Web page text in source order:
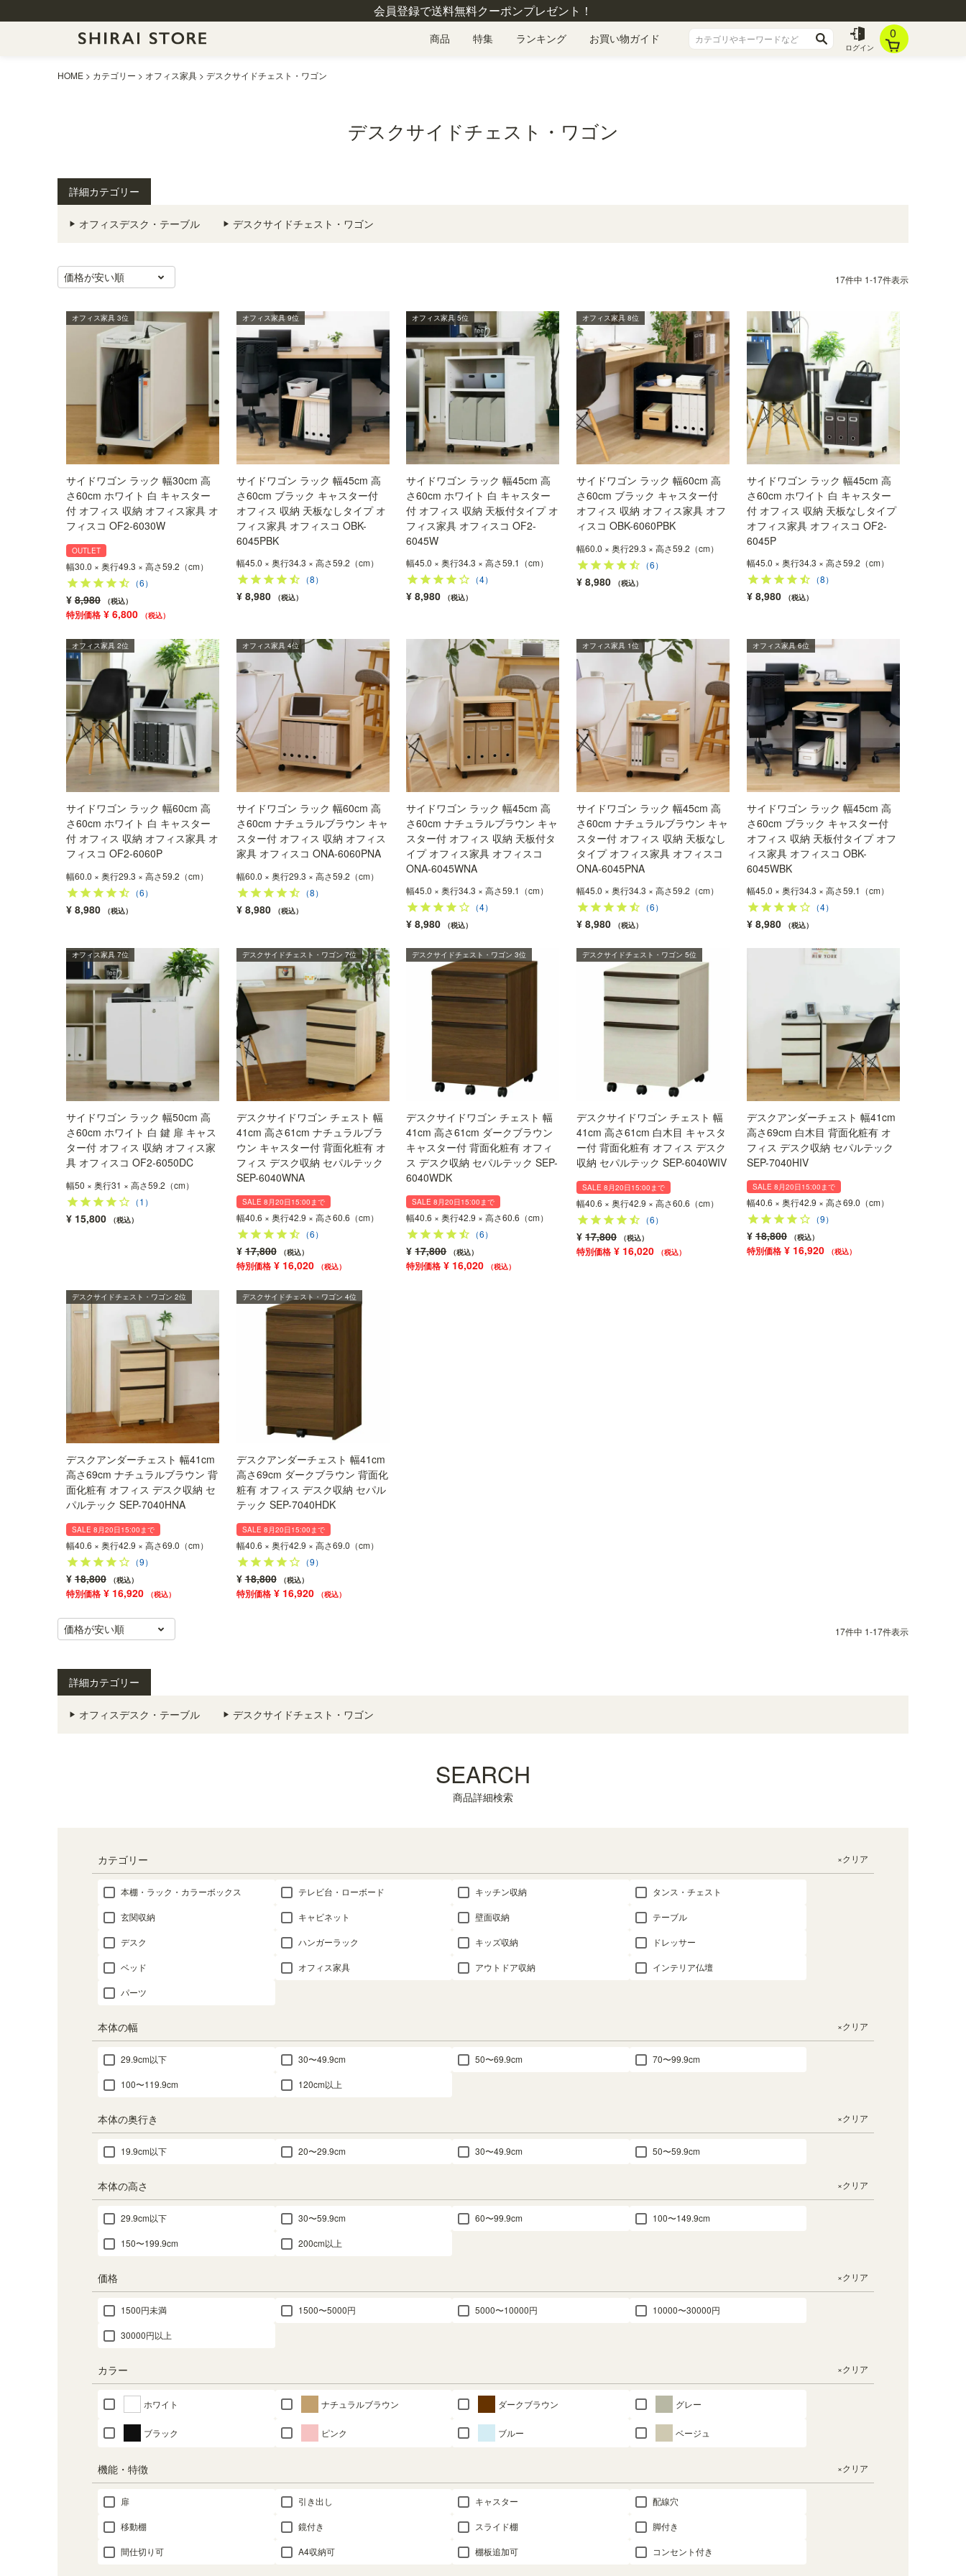
会員登録で送料無料クーポンプレゼント！
商品 特集 ランキング お買い物ガイド
ログイン
0
HOME カテゴリー オフィス家具 デスクサイドチェスト・ワゴン
デスクサイドチェスト・ワゴン
詳細カテゴリー
オフィスデスク・テーブル デスクサイドチェスト・ワゴン
価格が安い順 17件中 1-17件表示
オフィス家具 3位
サイドワゴン ラック 幅30cm 高
さ60cm ホワイト 白 キャスター
付 オフィス 収納 オフィス家具 オ
フィスコ OF2-6030W
OUTLET
幅30.0 × 奥行49.3 × 高さ59.2（cm）
（6）
¥ 8,980 税込
¥ 6,800 税込
オフィス家具 9位
サイドワゴン ラック 幅45cm 高
さ60cm ブラック キャスター付
オフィス 収納 天板なしタイプ オ
フィス家具 オフィスコ OBK-
6045PBK
幅45.0 × 奥行34.3 × 高さ59.2（cm）
（8）
¥ 8,980 税込
オフィス家具 5位
サイドワゴン ラック 幅45cm 高
さ60cm ホワイト 白 キャスター
付 オフィス 収納 天板付タイプ オ
フィス家具 オフィスコ OF2-
6045W
幅45.0 × 奥行34.3 × 高さ59.1（cm）
（4）
¥ 8,980 税込
オフィス家具 8位
サイドワゴン ラック 幅60cm 高
さ60cm ブラック キャスター付
オフィス 収納 オフィス家具 オフ
ィスコ OBK-6060PBK
幅60.0 × 奥行29.3 × 高さ59.2（cm）
（6）
¥ 8,980 税込
サイドワゴン ラック 幅45cm 高
さ60cm ホワイト 白 キャスター
付 オフィス 収納 天板なしタイプ
オフィス家具 オフィスコ OF2-
6045P
幅45.0 × 奥行34.3 × 高さ59.2（cm）
（8）
¥ 8,980 税込
オフィス家具 2位
サイドワゴン ラック 幅60cm 高
さ60cm ホワイト 白 キャスター
付 オフィス 収納 オフィス家具 オ
フィスコ OF2-6060P
幅60.0 × 奥行29.3 × 高さ59.2（cm）
（6）
¥ 8,980 税込
オフィス家具 4位
サイドワゴン ラック 幅60cm 高
さ60cm ナチュラルブラウン キャ
スター付 オフィス 収納 オフィス
家具 オフィスコ ONA-6060PNA
幅60.0 × 奥行29.3 × 高さ59.2（cm）
（8）
¥ 8,980 税込
サイドワゴン ラック 幅45cm 高
さ60cm ナチュラルブラウン キャ
スター付 オフィス 収納 天板付タ
イプ オフィス家具 オフィスコ
ONA-6045WNA
幅45.0 × 奥行34.3 × 高さ59.1（cm）
（4）
¥ 8,980 税込
オフィス家具 1位
サイドワゴン ラック 幅45cm 高
さ60cm ナチュラルブラウン キャ
スター付 オフィス 収納 天板なし
タイプ オフィス家具 オフィスコ
ONA-6045PNA
幅45.0 × 奥行34.3 × 高さ59.2（cm）
（6）
¥ 8,980 税込
オフィス家具 6位
サイドワゴン ラック 幅45cm 高
さ60cm ブラック キャスター付
オフィス 収納 天板付タイプ オフ
ィス家具 オフィスコ OBK-
6045WBK
幅45.0 × 奥行34.3 × 高さ59.1（cm）
（4）
¥ 8,980 税込
オフィス家具 7位
サイドワゴン ラック 幅50cm 高
さ60cm ホワイト 白 鍵 扉 キャス
ター付 オフィス 収納 オフィス家
具 オフィスコ OF2-6050DC
幅50 × 奥行31 × 高さ59.2（cm）
（1）
¥ 15,800 税込
デスクサイドチェスト・ワゴン 7位
デスクサイドワゴン チェスト 幅
41cm 高さ61cm ナチュラルブラ
ウン キャスター付 背面化粧有 オ
フィス デスク収納 セパルテック
SEP-6040WNA
SALE 8月20日15:00まで
幅40.6 × 奥行42.9 × 高さ60.6（cm）
（6）
¥ 17,800 税込
¥ 16,020 税込
デスクサイドチェスト・ワゴン 3位
デスクサイドワゴン チェスト 幅
41cm 高さ61cm ダークブラウン
キャスター付 背面化粧有 オフィ
ス デスク収納 セパルテック SEP-
6040WDK
SALE 8月20日15:00まで
幅40.6 × 奥行42.9 × 高さ60.6（cm）
（6）
¥ 17,800 税込
¥ 16,020 税込
デスクサイドチェスト・ワゴン 5位
デスクサイドワゴン チェスト 幅
41cm 高さ61cm 白木目 キャスタ
ー付 背面化粧有 オフィス デスク
収納 セパルテック SEP-6040WIV
SALE 8月20日15:00まで
幅40.6 × 奥行42.9 × 高さ60.6（cm）
（6）
¥ 17,800 税込
¥ 16,020 税込
デスクアンダーチェスト 幅41cm
高さ69cm 白木目 背面化粧有 オ
フィス デスク収納 セパルテック
SEP-7040HIV
SALE 8月20日15:00まで
幅40.6 × 奥行42.9 × 高さ69.0（cm）
（9）
¥ 18,800 税込
¥ 16,920 税込
デスクサイドチェスト・ワゴン 2位
デスクアンダーチェスト 幅41cm
高さ69cm ナチュラルブラウン 背
面化粧有 オフィス デスク収納 セ
パルテック SEP-7040HNA
SALE 8月20日15:00まで
幅40.6 × 奥行42.9 × 高さ69.0（cm）
（9）
¥ 18,800 税込
¥ 16,920 税込
デスクサイドチェスト・ワゴン 4位
デスクアンダーチェスト 幅41cm
高さ69cm ダークブラウン 背面化
粧有 オフィス デスク収納 セパル
テック SEP-7040HDK
SALE 8月20日15:00まで
幅40.6 × 奥行42.9 × 高さ69.0（cm）
（9）
¥ 18,800 税込
¥ 16,920 税込
価格が安い順 17件中 1-17件表示
詳細カテゴリー
オフィスデスク・テーブル デスクサイドチェスト・ワゴン
SEARCH
商品詳細検索
カテゴリー ×クリア
本棚・ラック・カラーボックス テレビ台・ローボード キッチン収納 タンス・チェスト
玄関収納 キャビネット 壁面収納 テーブル
デスク ハンガーラック キッズ収納 ドレッサー
ベッド オフィス家具 アウトドア収納 インテリア仏壇
パーツ
本体の幅 ×クリア
29.9cm以下 30〜49.9cm 50〜69.9cm 70〜99.9cm
100〜119.9cm 120cm以上
本体の奥行き ×クリア
19.9cm以下 20〜29.9cm 30〜49.9cm 50〜59.9cm
本体の高さ ×クリア
29.9cm以下 30〜59.9cm 60〜99.9cm 100〜149.9cm
150〜199.9cm 200cm以上
価格 ×クリア
1500円未満 1500〜5000円 5000〜10000円 10000〜30000円
30000円以上
カラー ×クリア
ホワイト ナチュラルブラウン ダークブラウン グレー
ブラック ピンク ブルー ベージュ
機能・特徴 ×クリア
扉 引き出し キャスター 配線穴
移動棚 鏡付き スライド棚 脚付き
間仕切り可 A4収納可 棚板追加可 コンセント付き